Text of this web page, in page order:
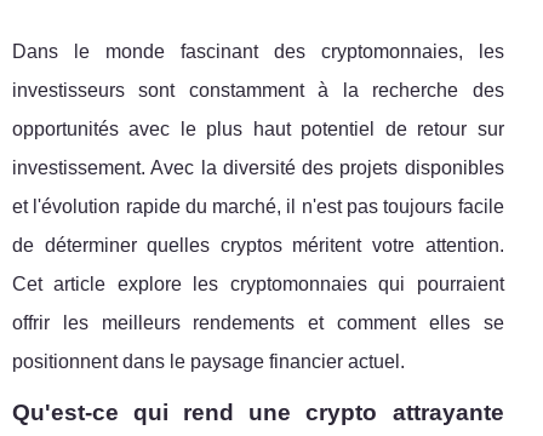
Dans le monde fascinant des cryptomonnaies, les
investisseurs sont constamment à la recherche des
opportunités avec le plus haut potentiel de retour sur
investissement. Avec la diversité des projets disponibles
et l'évolution rapide du marché, il n'est pas toujours facile
de déterminer quelles cryptos méritent votre attention.
Cet article explore les cryptomonnaies qui pourraient
offrir les meilleurs rendements et comment elles se
positionnent dans le paysage financier actuel.
Qu'est-ce qui rend une crypto attrayante